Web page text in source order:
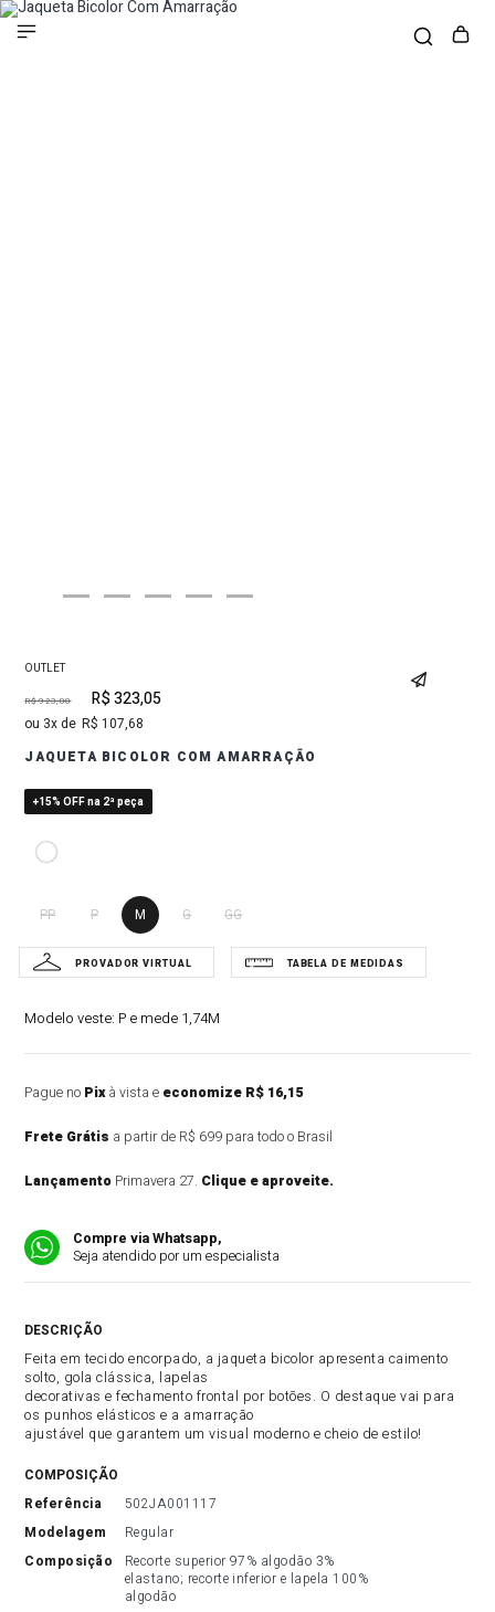
OUTLET
R$ 923,00 R$ 323,05
3 R$ 107,68
JAQUETA BICOLOR COM AMARRAÇÃO
+15% OFF na 2ª peça
PP P M G GG
Modelo veste: P e mede 1,74M
Pague no Pixà vista e economize R$ 16,15
Frete Grátis a partir de R$ 699 para todo o Brasil
Lançamento Primavera 27. Clique e aproveite.
Compre via Whatsapp,
Seja atendido por um especialista
Feita em tecido encorpado, a jaqueta bicolor apresenta caimento
solto, gola clássica, lapelas
decorativas e fechamento frontal por botões. O destaque vai para
os punhos elásticos e a amarração
ajustável que garantem um visual moderno e cheio de estilo!
COMPOSIÇÃO
referência
502JA001117
modelagem
Regular
composição
Recorte superior 97% algodão 3%
elastano; recorte inferior e lapela 100%
algodão